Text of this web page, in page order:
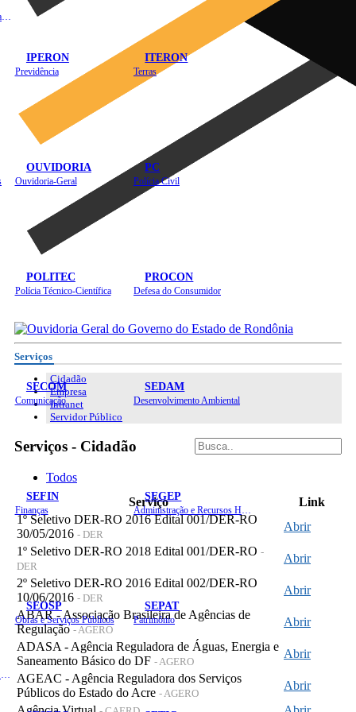
IPERON
Previdência
ITERON
Terras
OUVIDORIA
Ouvidoria-Geral
PC
Polícia Civil
POLITEC
Polícia Técnico-Científica
PROCON
Defesa do Consumidor
SECOM
Comunicação
SEDAM
Desenvolvimento Ambiental
SEFIN
Finanças
SEGEP
SEOSP
Obras e Serviços Públicos
SEPAT
Patrimônio
Serviços
Cidadão
Empresa
Intranet
Servidor Público
Serviços - Cidadão
Todos
Serviço
Link
1º Seletivo DER-RO 2016 Edital 001/DER-RO
30/05/2016 - DER
Abrir
1º Seletivo DER-RO 2018 Edital 001/DER-RO -
DER
Abrir
2º Seletivo DER-RO 2016 Edital 002/DER-RO
10/06/2016 - DER
Abrir
ABAR - Associação Brasileira de Agências de
Regulação- AGERO
Abrir
ADASA - Agência Reguladora de Águas, Energia e
Saneamento Básico do DF - AGERO
Abrir
AGEAC - Agência Reguladora dos Serviços
Públicos do Estado do Acre - AGERO
Abrir